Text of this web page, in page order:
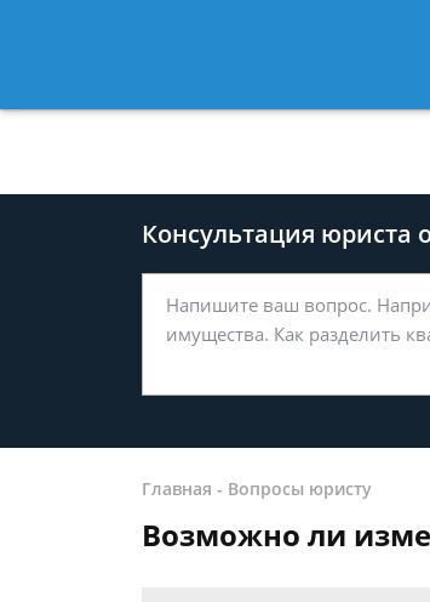
-
Консультация юриста
Главная - Вопросы юристу
Возможно ли